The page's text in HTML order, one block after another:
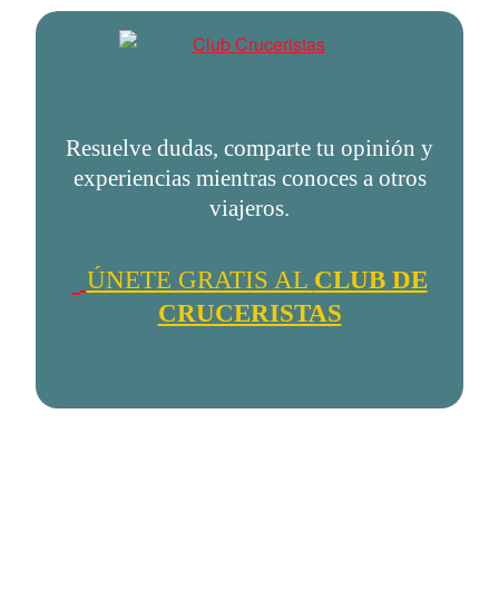
Resuelve dudas, comparte tu opinión y
experiencias mientras conoces a otros
viajeros.
ÚNETE GRATIS AL CLUB DE
CRUCERISTAS